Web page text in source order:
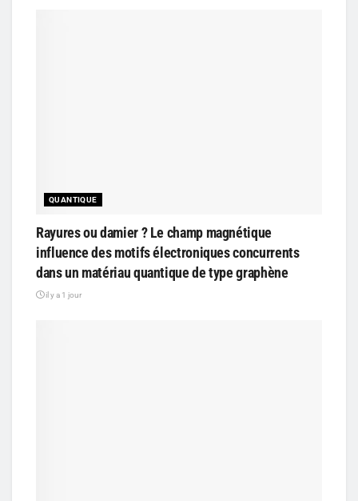
QUANTIQUE
Rayures ou damier ? Le champ magnétique
influence des motifs électroniques concurrents
dans un matériau quantique de type graphène
il y a 1 jour